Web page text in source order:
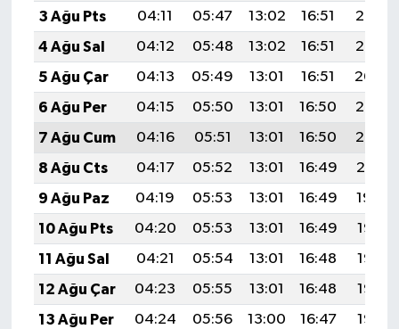
3 Ağu Pts
04:11 05:47 13:02 16:51
20:06
4 Ağu Sal
04:12 05:48 13:02 16:51
20:05
5 Ağu Çar
04:13 05:49 13:01 16:51
20:04
6 Ağu Per
04:15 05:50 13:01 16:50
20:03
7 Ağu Cum
04:16 05:51 13:01 16:50
20:02
8 Ağu Cts
04:17 05:52 13:01 16:49
20:01
9 Ağu Paz
04:19 05:53 13:01 16:49
19:59
10 Ağu Pts
04:20 05:53 13:01 16:49
19:58
11 Ağu Sal
04:21 05:54 13:01 16:48
19:57
12 Ağu Çar
04:23 05:55 13:01 16:48
19:56
13 Ağu Per
04:24 05:56 13:00 16:47
19:55